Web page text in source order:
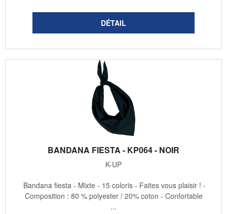
BANDANA FIESTA - KP064 - NOIR
K-UP
Bandana fiesta - Mixte - 15 coloris - Faites vous plaisir ! -
Composition : 80 % polyester / 20% coton - Confortable
...